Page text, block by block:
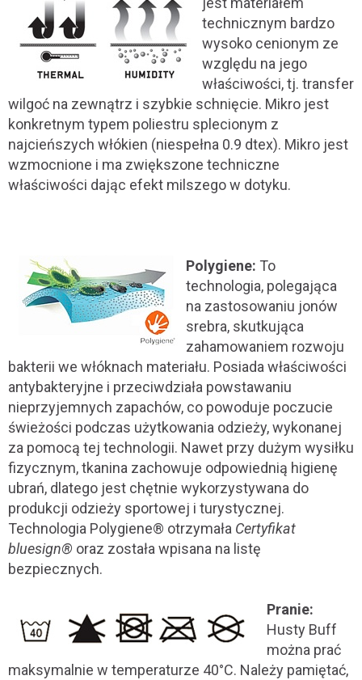
technicznym bardzo
wysoko cenionym ze
względu na jego
właściwości, tj. transfer
wilgoć na zewnątrz i szybkie schnięcie. Mikro jest
konkretnym typem poliestru splecionym z
najcieńszych włókien (niespełna 0.9 dtex). Mikro jest
wzmocnione i ma zwiększone techniczne
właściwości dając efekt milszego w dotyku.
Polygiene: To
technologia, polegająca
na zastosowaniu jonów
srebra, skutkująca
zahamowaniem rozwoju
bakterii we włóknach materiału. Posiada właściwości
antybakteryjne i przeciwdziała powstawaniu
nieprzyjemnych zapachów, co powoduje poczucie
świeżości podczas użytkowania odzieży, wykonanej
za pomocą tej technologii. Nawet przy dużym wysiłku
fizycznym, tkanina zachowuje odpowiednią higienę
ubrań, dlatego jest chętnie wykorzystywana do
produkcji odzieży sportowej i turystycznej.
Technologia Polygiene® otrzymała Certyfikat
bluesign® oraz została wpisana na listę
bezpiecznych.
Pranie:
Husty Buff
można prać
maksymalnie w temperaturze 40°C. Należy pamiętać,